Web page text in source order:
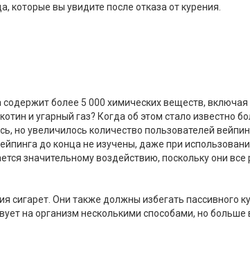
вы увидите после отказа от курения.
содержит более 5 000 химических веществ,
и угарный газ? Когда об этом стало известно
но увеличилось количество пользователей
до конца не изучены, даже при
значительному воздействию, поскольку они
Они также должны избегать пассивного
на организм несколькими способами, но больше